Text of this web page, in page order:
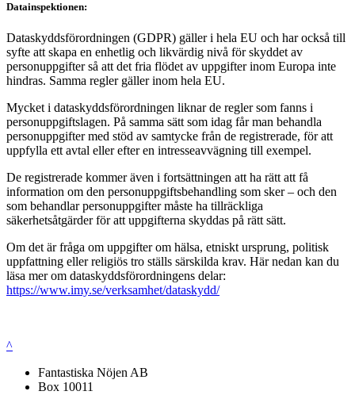
Datainspektionen:
Dataskyddsförordningen (GDPR) gäller i hela EU och har också till
syfte att skapa en enhetlig och likvärdig nivå för skyddet av
personuppgifter så att det fria flödet av uppgifter inom Europa inte
hindras. Samma regler gäller inom hela EU.
Mycket i dataskyddsförordningen liknar de regler som fanns i
personuppgiftslagen. På samma sätt som idag får man behandla
personuppgifter med stöd av samtycke från de registrerade, för att
uppfylla ett avtal eller efter en intresseavvägning till exempel.
De registrerade kommer även i fortsättningen att ha rätt att få
information om den personuppgiftsbehandling som sker – och den
som behandlar personuppgifter måste ha tillräckliga
säkerhetsåtgärder för att uppgifterna skyddas på rätt sätt.
Om det är fråga om uppgifter om hälsa, etniskt ursprung, politisk
uppfattning eller religiös tro ställs särskilda krav. Här nedan kan du
läsa mer om dataskyddsförordningens delar:
https://www.imy.se/verksamhet/dataskydd/
^
Fantastiska Nöjen AB
Box 10011